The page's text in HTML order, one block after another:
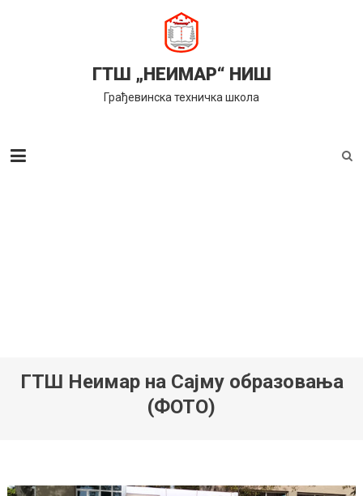
ГТШ „НЕИМАР“ НИШ
Грађевинска техничка школа
ГТШ Неимар на Сајму образовања
(ФОТО)